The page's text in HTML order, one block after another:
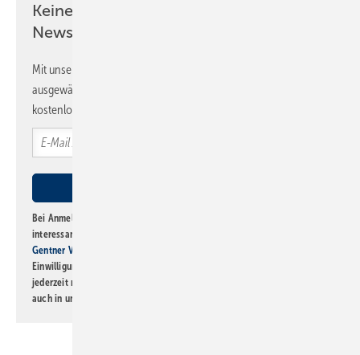
Keine Zeit? Kein Problem mit dem SBZ
Newsletter!
Mit unserem Newsletter erhalten Sie regelmäßig von uns
ausgewählte Informationen und Neuigkeiten, gebündelt und
kostenlos direkt ins Postfach.
Bei Anmeldung zu diesem Newsletter bin ich damit einverstanden, über
interessante Verlags- und Online-Angebote
Gentner Verlag GmbH & Co. KG
Einwilligung kann ich jederzeit widerrufen und eine Abmeldung ist
jederzeit möglich. Informationen zum Umgang mit Daten finden Sie
auch in unserer